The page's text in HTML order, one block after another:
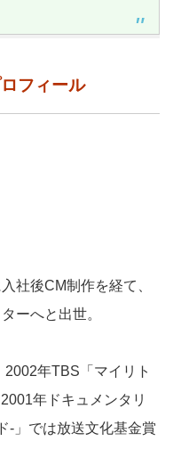
フィール
社後CM制作を経て、
ーへと出世。
年TBS「マイリト
年ドキュメンタリ
-」では放送文化基金賞